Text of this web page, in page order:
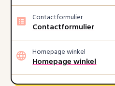
Contactformulier
Contactformulier
Homepage winkel
Homepage winkel